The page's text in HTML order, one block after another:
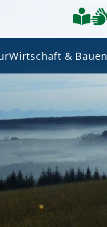
Wirtschaft & Bauen